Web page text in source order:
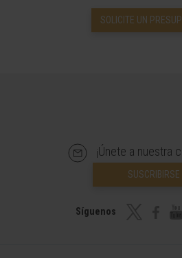
SOLICITE UN
¡Únete a nuestra
SUSCRIBIRSE
Síguenos